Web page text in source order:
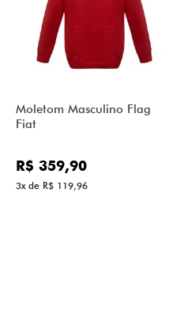
Moletom Masculino Flag
Fiat
R$ 359,90
3x de R$ 119,96